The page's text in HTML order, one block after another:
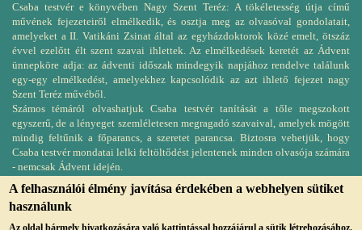
Csaba testvér e könyvében Nagy Szent Teréz: A tökéletesség útja című
művének fejezeteiről elmélkedik, és osztja meg az olvasóval gondolatait,
amelyeket a II. Vatikáni Zsinat által az egyházdoktorok közé emelt, ötszáz
évvel ezelőtt élt szent szavai ihlettek. Az elmélkedések keretét az Ádvent
ünnepköre adja: az ádventi időszak mindegyik napjához rendelve találunk
egy-egy elmélkedést, amelyekhez kapcsolódik az azt ihlető fejezet nagy
Szent Teréz művéből.
Számos témáról olvashatjuk Csaba testvér tanítását a tőle megszokott
egyszerű, de a lényeget szemléletesen megragadó szavaival, amelyek mögött
mindig feltűnik a főparancs, a szeretet parancsa. Biztosra vehetjük, hogy
Csaba testvér mondatai lelki feltöltődést jelentenek minden olvasója számára
- nemcsak Ádvent idején.
A felhasználói élmény javítása érdekében a webhelyen sütiket
használunk
Az oldal bármely hivatkozására való kattintással hozzájárul a sütik létrehozásához.